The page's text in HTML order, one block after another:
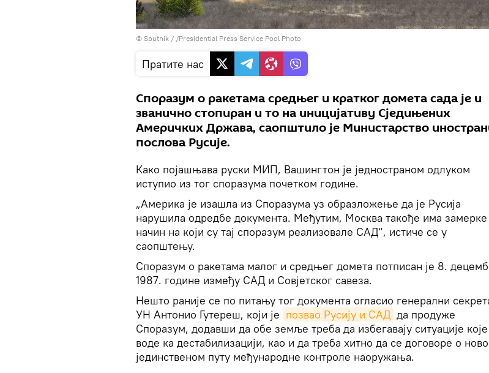
© Sputnik / /Presidential Press Service Pool Photo
Пратите нас
Споразум о ракетама средњег и кратког домета сада је и
званично стопиран и то на иницијативу Сједињених
Америчких Држава, саопштило је Министарство
послова Русије.
Како појашњава руски МИП, Вашингтон је једностраном одлуком
иступио из тог споразума почетком године.
„Америка је изашла из Споразума уз образложење да је Русија
нарушила одредбе документа. Међутим, Москва такође има замерке
начин на који су тај споразум реализовале САД“, истиче се у
саопштењу.
Споразум о ракетама малог и средњег домета потписан је 8.
1987. године између САД и Совјетског савеза.
Нешто раније се по питању тог документа огласио генерални
УН Антонио Гутереш, који је позвао Русију и САД да продуже
Споразум, додавши да обе земље треба да избегавају ситуације које
воде ка дестабилизацији, као и да треба хитно да се договоре о
јединственом путу међународне контроле наоружања.